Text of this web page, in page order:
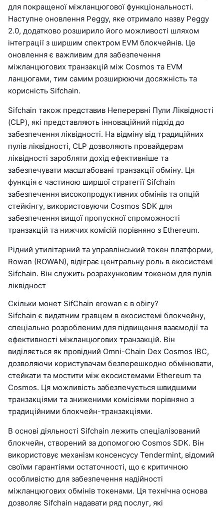
для покращеної міжланцюгової функціональності.
Наступне оновлення Peggy, яке отримало назву Peggy
2.0, додатково розширило його можливості шляхом
інтеграції з ширшим спектром EVM блокчейнів. Це
оновлення є важливим для забезпечення
міжланцюгових транзакцій між Cosmos та EVM
ланцюгами, тим самим розширюючи досяжність та
корисність Sifchain.
Sifchain також представив Неперервні Пули Ліквідності
(CLP), які представляють інноваційний підхід до
забезпечення ліквідності. На відміну від традиційних
пулів ліквідності, CLP дозволяють провайдерам
ліквідності заробляти дохід ефективніше та
забезпечувати масштабовані транзакції обміну. Ця
функція є частиною ширшої стратегії Sifchain
забезпечення високопродуктивних обмінів та опцій
стейкінгу, використовуючи Cosmos SDK для
забезпечення вищої пропускної спроможності
транзакцій та нижчих комісій порівняно з Ethereum.
Рідний утилітарний та управлінський токен платформи,
Rowan (ROWAN), відіграє центральну роль в екосистемі
Sifchain. Він служить розрахунковим токеном для пулів
ліквідност
Скільки монет SifChain erowan є в обігу?
Sifchain є видатним гравцем в екосистемі блокчейну,
спеціально розробленим для підвищення взаємодії та
ефективності міжланцюгових транзакцій. Він
виділяється як провідний Omni-Chain Dex Cosmos IBC,
дозволяючи користувачам безперешкодно обмінювати,
стейкати та мостити між екосистемами Ethereum та
Cosmos. Ця можливість забезпечується швидшими
транзакціями та зниженими комісіями порівняно з
традиційними блокчейн-транзакціями.
В основі діяльності Sifchain лежить спеціалізований
блокчейн, створений за допомогою Cosmos SDK. Він
використовує механізм консенсусу Tendermint, відомий
своїми гарантіями остаточності, що є критичною
особливістю для забезпечення надійності
міжланцюгових обмінів токенами. Ця технічна основа
дозволяє Sifchain надавати ряд послуг, які